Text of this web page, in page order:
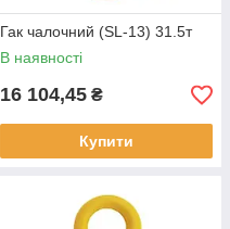
Гак чалочний (SL-13) 31.5т
В наявності
16 104,45 ₴
Купити